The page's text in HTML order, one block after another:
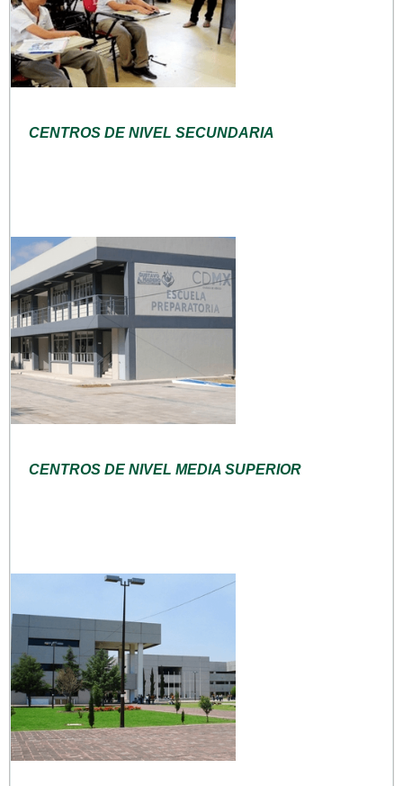
CENTROS DE NIVEL SECUNDARIA
CENTROS DE NIVEL MEDIA SUPERIOR